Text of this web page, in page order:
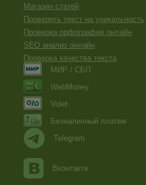
Магазин статей
Проверить текст на уникальность
Проверка орфографии онлайн
SEO анализ онлайн
Проверка качества текста
МИР / СБП
WebMoney
Volet
Безналичный платеж
Telegram
Вконтакте